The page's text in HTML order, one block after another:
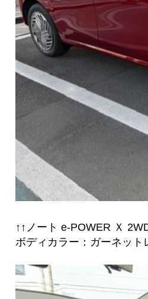
↑↑ノート e-POWER Ｘ
ボディカラー：ガーネッ